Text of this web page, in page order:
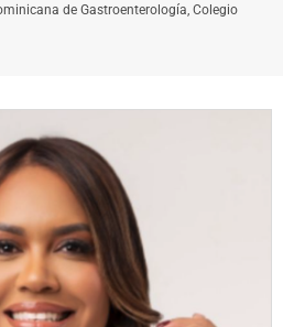
de Gastroenterología, Colegio